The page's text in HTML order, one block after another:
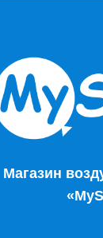
Магазин